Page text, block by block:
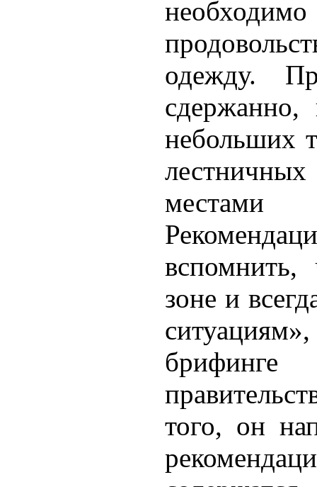
одежду.
небольших
зоне и
брифинге
того, он